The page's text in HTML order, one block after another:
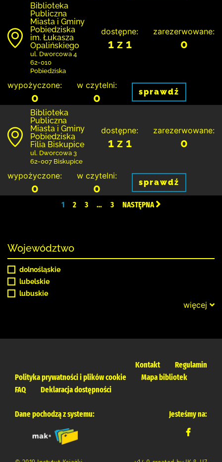
Biblioteka
Publiczna
Miasta i Gminy
Pobiedziska
im. Łukasza
Opalińskiego
ul. Dworcowa 4
62-010
Pobiedziska
dostępne:
1 z 1
zarezerwowane:
0
wypożyczone:
0
w czytelni:
0 sprawdź
Biblioteka
Publiczna
Miasta i Gminy
Pobiedziska
Filia Biskupice
ul. Dworcowa 3
62-007 Biskupice
dostępne:
1 z 1
zarezerwowane:
0
wypożyczone:
0
w czytelni:
0 sprawdź
1 2 3 … 3 NASTĘPNA
Województwo
dolnośląskie
lubelskie
lubuskie
więcej
Kontakt
Regulamin
Polityka prywatności i plików cookie
Mapa bibliotek
FAQ
Deklaracja dostępności
Dane pochodzą z systemu: Jesteśmy na: